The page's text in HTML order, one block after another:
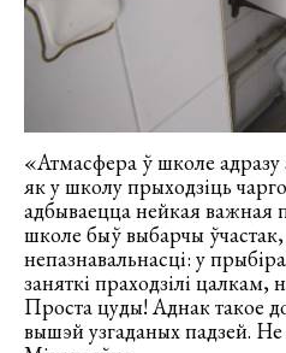
«Атмасфера ў школе
як у школу прыходзіць
адбываецца нейкая важная
школе быў выбарчы
непазнавальнасці: у
заняткі праходзілі цалкам,
Проста цуды! Аднак такое
вышэй узгаданых падзей.